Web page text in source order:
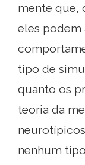
mente que,
eles podem
tipo de
quanto os
teoria da
nenhum